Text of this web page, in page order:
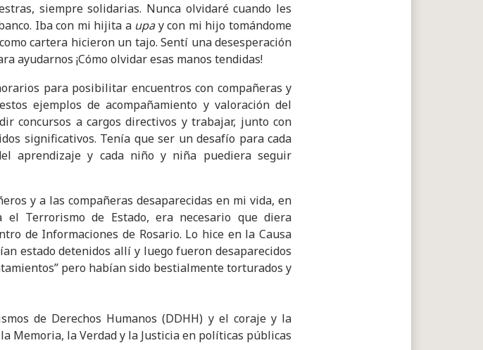
siempre solidarias. Nunca olvidaré cuando les
Iba con mi hijita a upay con mi hijo tomándome
cartera hicieron un tajo. Sentí una desesperación
ayudarnos ¡Cómo olvidar esas manos tendidas!
para posibilitar encuentros con compañeras y
ejemplos de acompañamiento y valoración del
concursos a cargos directivos y trabajar, junto con
significativos. Tenía que ser un desafío para cada
aprendizaje y cada niño y niña puediera seguir
y a las compañeras desaparecidas en mi vida, en
Terrorismo de Estado, era necesario que diera
de Informaciones de Rosario. Lo hice en la Causa
estado detenidos allí y luego fueron desaparecidos
pero habían sido bestialmente torturados y
de Derechos Humanos (DDHH) y el coraje y la
Memoria, la Verdad y la Justicia en políticas públicas